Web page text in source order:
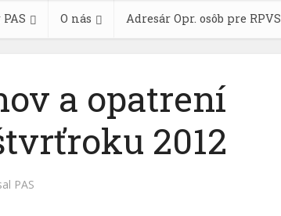
O nás Adresár Opr. osôb pre RPVS
a opatrení
2012
PAS